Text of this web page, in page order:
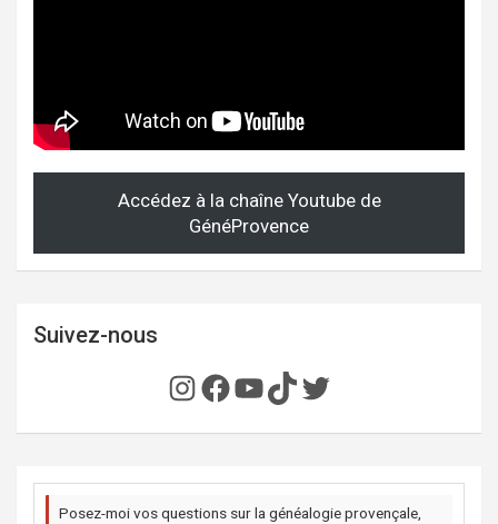
Accédez à la chaîne Youtube de
GénéProvence
Suivez-nous
Instagram
Facebook
YouTube
TikTok
Twitter
Posez-moi vos questions sur la généalogie provençale,